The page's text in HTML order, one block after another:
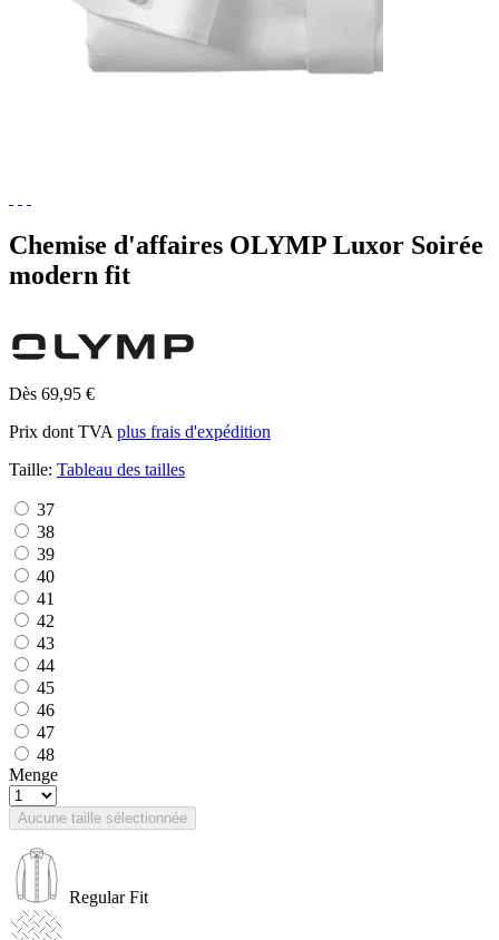
Chemise d'affaires OLYMP Luxor Soirée
modern fit
Dès 69,95 €
Prix dont TVA plus frais d'expédition
Taille: Tableau des tailles
37
38
39
40
41
42
43
44
45
46
47
48
Menge
Aucune taille sélectionnée
Regular Fit